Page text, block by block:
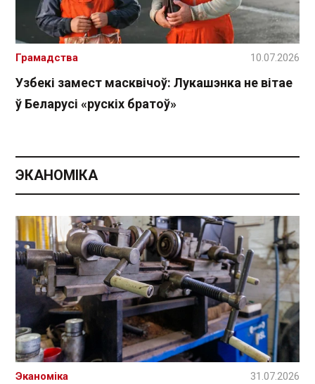
Узбекі замест масквічоў: Лукашэнка не вітае
ў Беларусі «рускіх братоў»
Грамадства 10.07.2026
ЭКАНОМІКА
Эканоміка 31.07.2026